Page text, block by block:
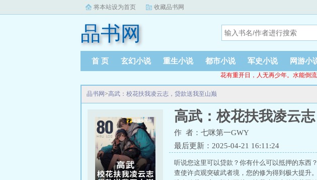
将本站设为首页 收藏品书网
品书网
首 页 玄幻小说 重生小说 都市小说 军史小说 网游小
花有重开日，人无再少年。水能倒
品书网>高武：校花扶我凌云志，贷款送我至山巅
高武：校花扶我凌云
作 者：七咪第一GWY
最后更新：2025-04-21 16:11:24
听说您这里可以贷款？你有什么可以抵押的东西
查使许贞观突破武者境，您的修为得到极大提升